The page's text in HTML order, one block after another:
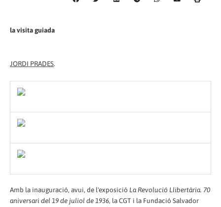
la visita guiada
JORDI PRADES.
Amb la inauguració, avui, de l'exposició La Revolució Llibertària. 70
aniversari del 19 de juliol de 1936, la CGT i la Fundació Salvador